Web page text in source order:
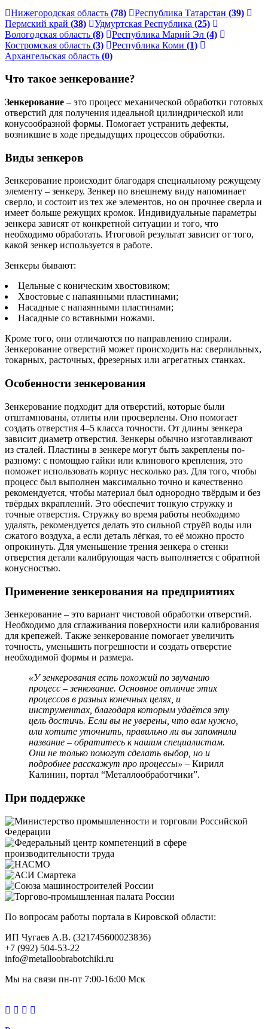
Нижегородская область (78) Республика Татарстан (39)
Пермский край (38) Удмуртская Республика (25)
Вологодская область (8) Республика Марий Эл (4)
Костромская область (3) Республика Коми (1)
Архангельская область (0)
Что такое зенкерование?
Зенкерование – это процесс механической обработки готовых
отверстий для получения идеальной цилиндрической или
конусообразной формы. Помогает устранить дефекты,
возникшие в ходе предыдущих процессов обработки.
Виды зенкеров
Зенкерование происходит благодаря специальному режущему
элементу – зенкеру. Зенкер по внешнему виду напоминает
сверло, и состоит из тех же элементов, но он прочнее сверла и
имеет больше режущих кромок. Индивидуальные параметры
зенкера зависят от конкретной ситуации и того, что
необходимо обработать. Итоговой результат зависит от того,
какой зенкер используется в работе.
Зенкеры бывают:
Цельные с коническим хвостовиком;
Хвостовые с напаянными пластинами;
Насадные с напаянными пластинами;
Насадные со вставными ножами.
Кроме того, они отличаются по направлению спирали.
Зенкерование отверстий может происходить на: сверлильных,
токарных, расточных, фрезерных или агрегатных станках.
Особенности зенкерования
Зенкерование подходит для отверстий, которые были
отштампованы, отлиты или просверлены. Оно помогает
создать отверстия 4–5 класса точности. От длины зенкера
зависит диаметр отверстия. Зенкеры обычно изготавливают
из сталей. Пластины в зенкере могут быть закреплены по-
разному: с помощью гайки или клинового крепления, это
поможет использовать корпус несколько раз. Для того, чтобы
процесс был выполнен максимально точно и качественно
рекомендуется, чтобы материал был однородно твёрдым и без
твёрдых вкраплений. Это обеспечит тонкую стружку и
точные отверстия. Стружку во время работы необходимо
удалять, рекомендуется делать это сильной струёй воды или
сжатого воздуха, а если деталь лёгкая, то её можно просто
опрокинуть. Для уменьшение трения зенкера о стенки
отверстия детали калибрующая часть выполняется с обратной
конусностью.
Применение зенкерования на предприятиях
Зенкерование – это вариант чистовой обработки отверстий.
Необходимо для сглаживания поверхности или калибрования
для крепежей. Также зенкерование помогает увеличить
точность, уменьшить погрешности и создать отверстие
необходимой формы и размера.
«У зенкерования есть похожий по звучанию
процесс – зенкование. Основное отличие этих
процессов в разных конечных целях, и
инструментах, благодаря которым удаётся эту
цель достичь. Если вы не уверены, что вам нужно,
или хотите уточнить, правильно ли вы запомнили
название – обратитесь к нашим специалистам.
Они не только помогут сделать выбор, но и
подробнее расскажут про процессы» – Кирилл
Калинин, портал “Металлообработчики”.
При поддержке
По вопросам работы портала в Кировской области:
ИП Чугаев А.В. (321745600023836)
+7 (992) 504-53-22
info@metalloobrabotchiki.ru
Мы на связи пн-пт 7:00-16:00 Мск